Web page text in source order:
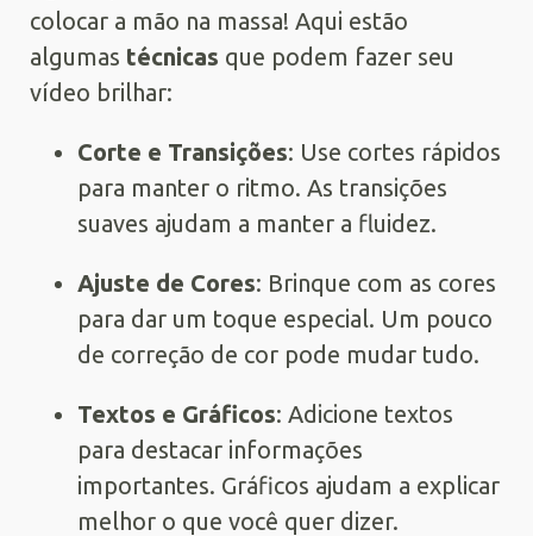
colocar a mão na massa! Aqui estão
algumas técnicas que podem fazer seu
vídeo brilhar:
Corte e Transições: Use cortes rápidos
para manter o ritmo. As transições
suaves ajudam a manter a fluidez.
Ajuste de Cores: Brinque com as cores
para dar um toque especial. Um pouco
de correção de cor pode mudar tudo.
Textos e Gráficos: Adicione textos
para destacar informações
importantes. Gráficos ajudam a explicar
melhor o que você quer dizer.